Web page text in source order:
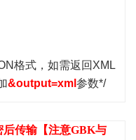
格式，如需返回XML
&output=xml 参数*/
传输【注意GBK与